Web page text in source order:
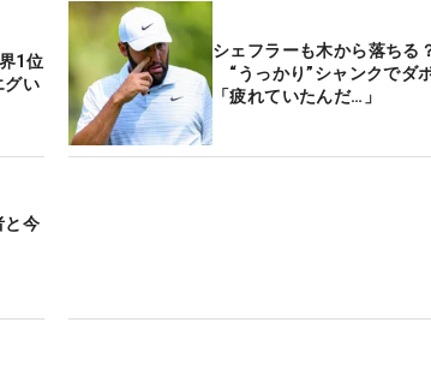
1位
グい
シェフラーも木から落ちる
“うっかり”シャンクでダ
「疲れていたんだ…」
と今